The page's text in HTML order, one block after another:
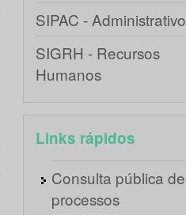
SIPAC - Administrativo
SIGRH - Recursos
Humanos
Links rápidos
Consulta pública de
processos